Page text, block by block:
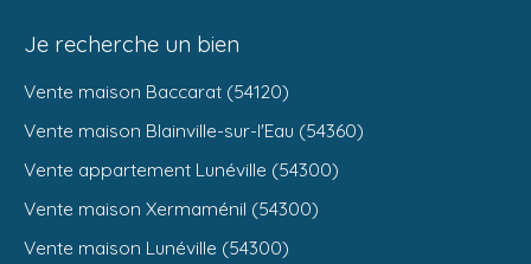
Je recherche un bien
Vente maison Baccarat (54120)
Vente maison Blainville-sur-l'Eau (54360)
Vente appartement Lunéville (54300)
Vente maison Xermaménil (54300)
Vente maison Lunéville (54300)